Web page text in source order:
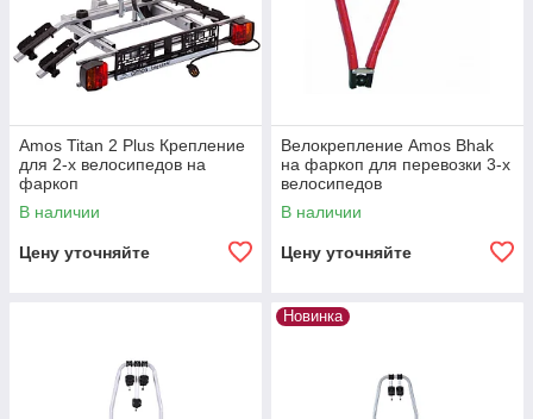
Amos Titan 2 Plus Крепление
для 2-х велосипедов на
фаркоп
В наличии
Цену уточняйте
Велокрепление Amos Bhak
на фаркоп для перевозки 3-х
велосипедов
В наличии
Цену уточняйте
Новинка